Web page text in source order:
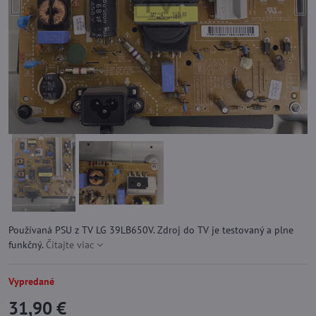
Používaná PSU z TV LG 39LB650V. Zdroj do TV je testovaný a plne
funkčný. Čítajte viac
Vypredané
31,90 €